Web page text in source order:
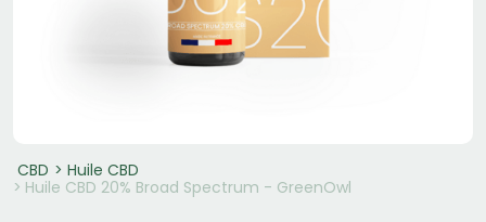
CBD
Huile CBD
Huile CBD 20% Broad Spectrum - GreenOwl